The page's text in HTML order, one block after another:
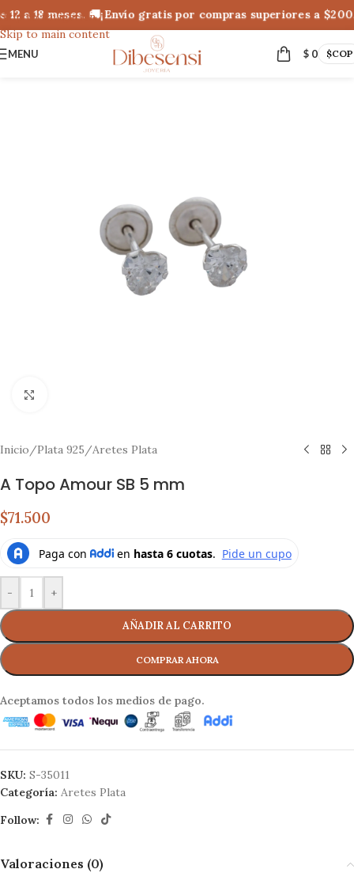
Skip to navigation
Skip to main content
a 18 meses. 🚚¡Envío gratis por compras superiores a
MENU $0 $COP
Inicio/Plata 925/Aretes Plata
A Topo Amour SB 5 mm
$71.500
- +
AÑADIR AL CARRITO
Aceptamos todos los medios de pago.
SKU: S-35011
Categoría: Aretes Plata
Follow:
Valoraciones (0)